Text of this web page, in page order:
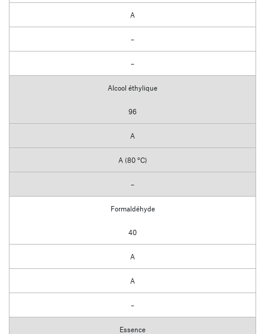
A
–
–
Alcool éthylique
96
A
A (80 °C)
–
Formaldéhyde
40
A
A
–
Essence